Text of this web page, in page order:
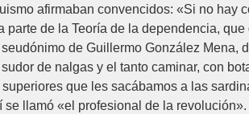
afirmaban convencidos: «Si no hay
de la Teoría de la dependencia,
de Guillermo González Mena,
de nalgas y el tanto caminar, con
que les sacábamos a las
llamó «el profesional de la